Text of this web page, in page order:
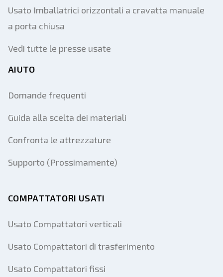
Usato Imballatrici orizzontali a cravatta manuale
a porta chiusa
Vedi tutte le presse usate
AIUTO
Domande frequenti
Guida alla scelta dei materiali
Confronta le attrezzature
Supporto (Prossimamente)
COMPATTATORI USATI
Usato Compattatori verticali
Usato Compattatori di trasferimento
Usato Compattatori fissi